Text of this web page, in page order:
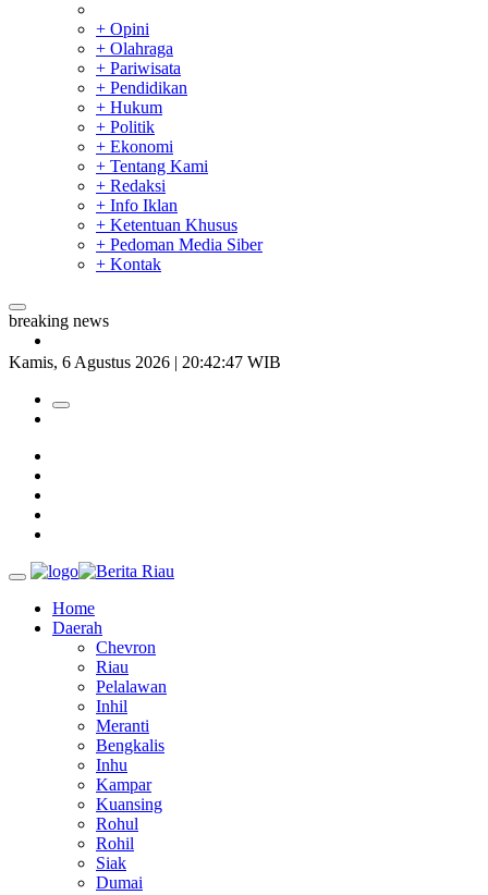
+ Opini
+ Olahraga
+ Pariwisata
+ Pendidikan
+ Hukum
+ Politik
+ Ekonomi
+ Tentang Kami
+ Redaksi
+ Info Iklan
+ Ketentuan Khusus
+ Pedoman Media Siber
+ Kontak
breaking news
Ada Pisang Cavendish
Tim Manggala Agni Masih Lakukan Pemadaman Kebakaran
Kamis, 6 Agustus 2026 | 20:42:48 WIB
Home
Daerah
Chevron
Riau
Pelalawan
Inhil
Meranti
Bengkalis
Inhu
Kampar
Kuansing
Rohul
Rohil
Siak
Dumai